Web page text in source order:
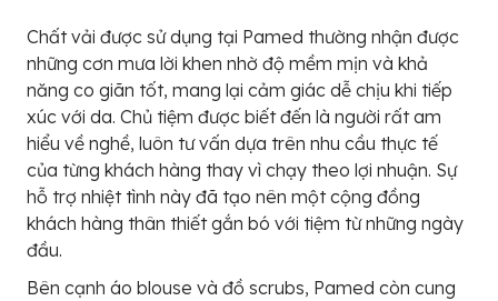
Chất vải được sử dụng tại Pamed thường nhận được
những cơn mưa lời khen nhờ độ mềm mịn và khả
năng co giãn tốt, mang lại cảm giác dễ chịu khi tiếp
xúc với da. Chủ tiệm được biết đến là người rất am
hiểu về nghề, luôn tư vấn dựa trên nhu cầu thực tế
của từng khách hàng thay vì chạy theo lợi nhuận. Sự
hỗ trợ nhiệt tình này đã tạo nên một cộng đồng
khách hàng thân thiết gắn bó với tiệm từ những ngày
đầu.
Bên cạnh áo blouse và đồ scrubs, Pamed còn cung